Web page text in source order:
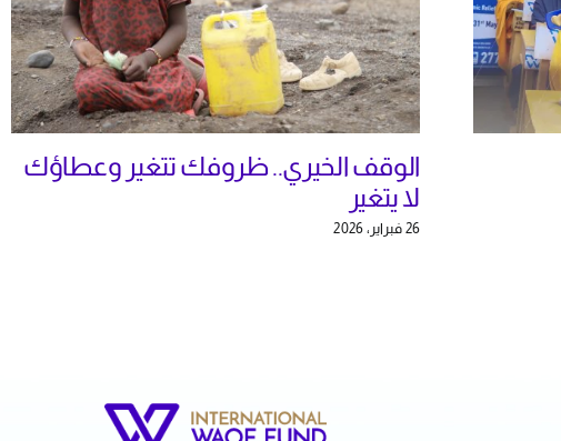
الوقف الخيري.. ظروفك تتغير وعطاؤك
لا يتغير
26 فبراير، 2026